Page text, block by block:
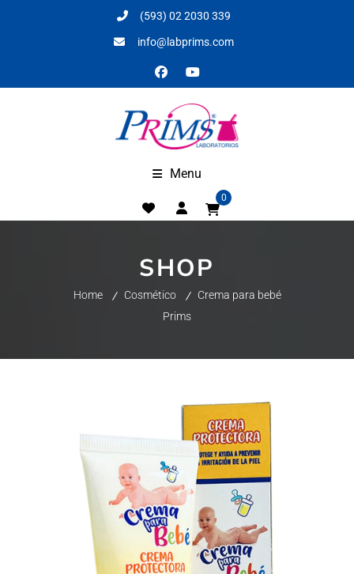
(593) 02 2030 339
info@labprims.com
Menu
0
SHOP
Home Cosmético
Crema para bebé
Prims